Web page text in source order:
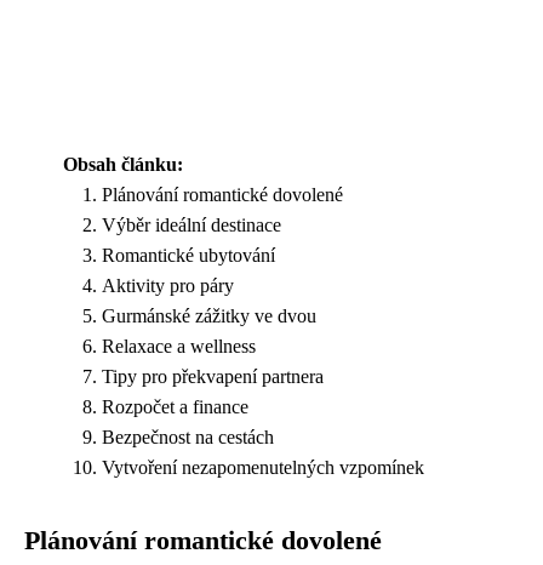
Obsah článku:
Plánování romantické dovolené
Výběr ideální destinace
Romantické ubytování
Aktivity pro páry
Gurmánské zážitky ve dvou
Relaxace a wellness
Tipy pro překvapení partnera
Rozpočet a finance
Bezpečnost na cestách
Vytvoření nezapomenutelných vzpomínek
Plánování romantické dovolené